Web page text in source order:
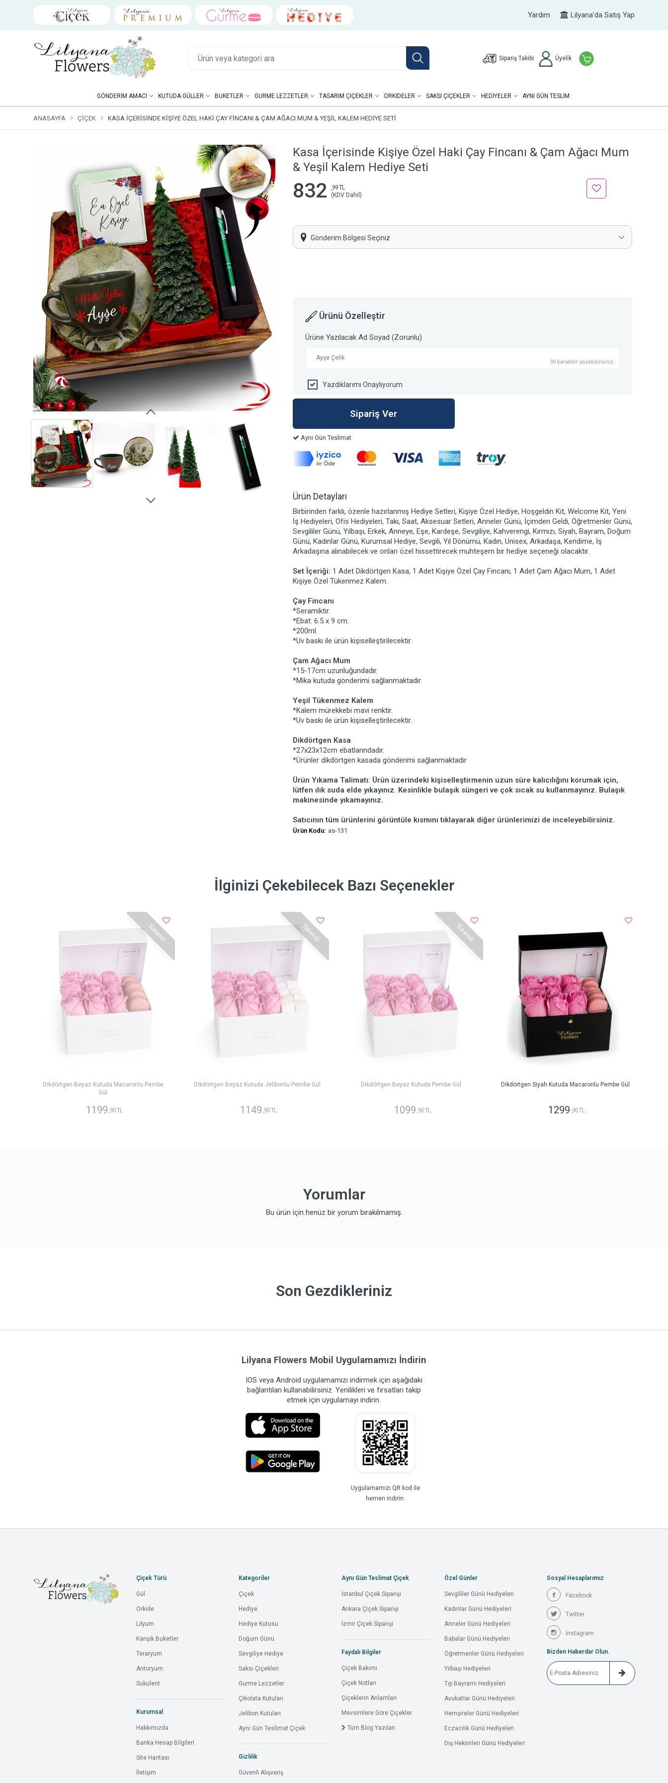
Yardım Lilyana'da Satış Yap
Sipariş Takibi Üyelik
GÖNDERIM AMACI KUTUDA GÜLLER BUKETLER GURME LEZZETLER TASARIM ÇIÇEKLER ORKIDELER SAKSI ÇIÇEKLER HEDIYELER AYNI GÜN TESLİM
ANASAYFA ÇIÇEK KASA İÇERISINDE KIŞIYE ÖZEL HAKI ÇAY FINCANI & ÇAM AĞACI MUM & YEŞIL KALEM HEDIYE SETI
Kasa İçerisinde Kişiye Özel Haki Çay Fincanı & Çam Ağacı Mum
& Yeşil Kalem Hediye Seti
832
,99 TL
(KDV Dahil)
Gönderim Bölgesi Seçiniz
Ürünü Özelleştir
Ürüne Yazılacak Ad Soyad (Zorunlu)
30 karakter yazabilirsiniz.
Yazdıklarımı Onaylıyorum
Aynı Gün Teslimat
Ürün Detayları
Birbirinden farklı, özenle hazırlanmış Hediye Setleri, Kişiye Özel Hediye, Hoşgeldin Kit, Welcome Kit, Yeni
İş Hediyeleri, Ofis Hediyeleri, Takı, Saat, Aksesuar Setleri, Anneler Günü, İçimden Geldi, Öğretmenler Günü,
Sevgililer Günü, Yılbaşı, Erkek, Anneye, Eşe, Kardeşe, Sevgiliye, Kahverengi, Kırmızı, Siyah, Bayram, Doğum
Günü, Kadınlar Günü, Kurumsal Hediye, Sevgili, Yıl Dönümü, Kadın, Unisex, Arkadaşa, Kendime, İş
Arkadaşına alınabilecek ve onları özel hissettirecek muhteşem bir hediye seçeneği olacaktır.
Set İçeriği: 1 Adet Dikdörtgen Kasa, 1 Adet Kişiye Özel Çay Fincanı, 1 Adet Çam Ağacı Mum, 1 Adet
Kişiye Özel Tükenmez Kalem.
Çay Fincanı
*Seramiktir.
*Ebat: 6.5 x 9 cm.
*200ml.
*Uv baskı ile ürün kişiselleştirilecektir.
Çam Ağacı Mum
*15-17cm uzunluğundadır.
*Mika kutuda gönderimi sağlanmaktadır.
Yeşil Tükenmez Kalem
*Kalem mürekkebi mavi renktir.
*Uv baskı ile ürün kişiselleştirilecektir.
Dikdörtgen Kasa
*27x23x12cm ebatlarındadır.
*Ürünler dikdörtgen kasada gönderimi sağlanmaktadır
Ürün Yıkama Talimatı: Ürün üzerindeki kişiselleştirmenin uzun süre kalıcılığını korumak için,
lütfen ılık suda elde yıkayınız. Kesinlikle bulaşık süngeri ve çok sıcak su kullanmayınız. Bulaşık
makinesinde yıkamayınız.
Satıcının tüm ürünlerini görüntüle kısmını tıklayarak diğer ürünlerimizi de inceleyebilirsiniz.
Ürün Kodu: as-131
İlginizi Çekebilecek Bazı Seçenekler
Tükendi
Dikdörtgen Beyaz Kutuda Macaronlu Pembe
Gül
1199 ,90 TL
Tükendi
Dikdörtgen Beyaz Kutuda Jelibonlu Pembe Gül
1149 ,90 TL
Tükendi
Dikdörtgen Beyaz Kutuda Pembe Gül
1099 ,90 TL
Dikdörtgen Siyah Kutuda Macaronlu Pembe Gül
1299 ,90 TL
Yorumlar
Bu ürün için henüz bir yorum bırakılmamış.
Son Gezdikleriniz
Lilyana Flowers Mobil Uygulamamızı İndirin
IOS veya Android uygulamamızı indirmek için aşağıdaki
bağlantıları kullanabilirsiniz. Yenilikleri ve fırsatları takip
etmek için uygulamayı indirin.
Uygulamamızı QR kod ile
hemen indirin.
Çiçek Türü
Gül
Orkide
Lilyum
Karışık Buketler
Teraryum
Antoryum
Sukulent
Kurumsal
Hakkımızda
Banka Hesap Bilgileri
Site Haritası
İletişim
Kategoriler
Çiçek
Hediye
Hediye Kutusu
Doğum Günü
Sevgiliye Hediye
Saksı Çiçekleri
Gurme Lezzetler
Çikolata Kutuları
Jelibon Kutuları
Aynı Gün Teslimat Çiçek
Gizlilik
Güvenli Alışveriş
Aynı Gün Teslimat Çiçek
İstanbul Çiçek Siparişi
Ankara Çiçek Siparişi
İzmir Çiçek Siparişi
Faydalı Bilgiler
Çiçek Bakımı
Çiçek Notları
Çiçeklerin Anlamları
Mevsimlere Göre Çiçekler
Tüm Blog Yazıları
Özel Günler
Sevgililer Günü Hediyeleri
Kadınlar Günü Hediyeleri
Anneler Günü Hediyeleri
Babalar Günü Hediyeleri
Öğretmenler Günü Hediyeleri
Yılbaşı Hediyeleri
Tıp Bayramı Hediyeleri
Avukatlar Günü Hediyeleri
Hemşireler Günü Hediyeleri
Eczacılık Günü Hediyeleri
Diş Hekimleri Günü Hediyeleri
Sosyal Hesaplarımız
Facebook
Twitter
Instagram
Bizden Haberdar Olun.